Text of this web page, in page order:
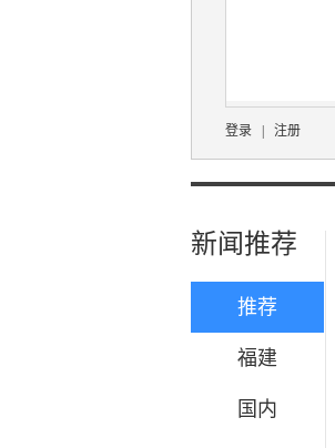
登录 注册
新闻推荐
推荐
福建
国内